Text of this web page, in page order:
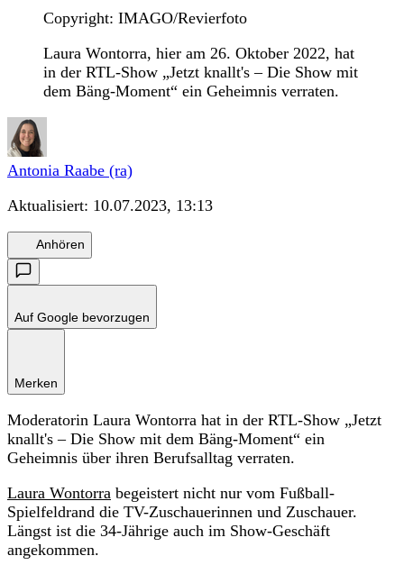
Copyright: IMAGO/Revierfoto
Laura Wontorra, hier am 26. Oktober 2022, hat
in der RTL-Show „Jetzt knallt's – Die Show mit
dem Bäng-Moment“ ein Geheimnis verraten.
Antonia Raabe (ra)
Aktualisiert: 10.07.2023, 13:13
Anhören
Auf Google bevorzugen
Merken
Moderatorin Laura Wontorra hat in der RTL-Show „Jetzt
knallt's – Die Show mit dem Bäng-Moment“ ein
Geheimnis über ihren Berufsalltag verraten.
Laura Wontorra begeistert nicht nur vom Fußball-
Spielfeldrand die TV-Zuschauerinnen und Zuschauer.
Längst ist die 34-Jährige auch im Show-Geschäft
angekommen.